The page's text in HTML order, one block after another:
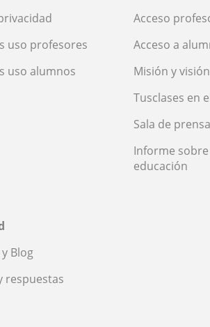
uso profesores
uso alumnos
Acceso
Acceso a
Misión y visión
Tusclases en
Sala de prensa
Informe
educación
Blog
respuestas